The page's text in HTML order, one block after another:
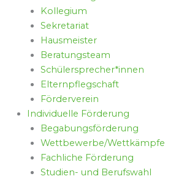
Kollegium
Sekretariat
Hausmeister
Beratungsteam
Schülersprecher*innen
Elternpflegschaft
Förderverein
Individuelle Förderung
Begabungsförderung
Wettbewerbe/Wettkämpfe
Fachliche Förderung
Studien- und Berufswahl